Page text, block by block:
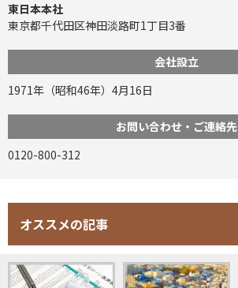
東日本本社
東京都千代田区神田淡路町1丁目3番
会社設立
1971年（昭和46年）4月16日
お問い合わせ・ご連絡先
0120-800-312
オススメの記事